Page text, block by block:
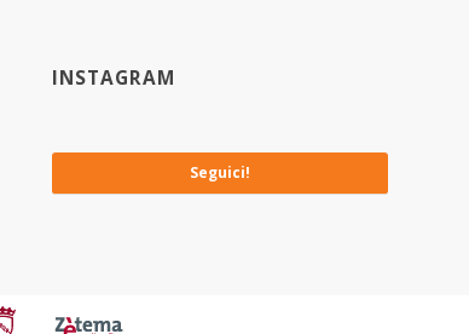
INSTAGRAM
Seguici!